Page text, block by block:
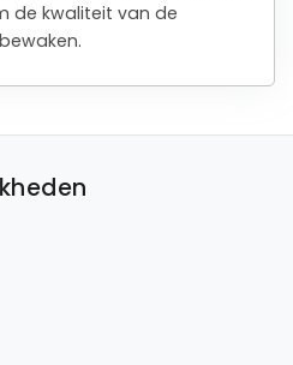
de kwaliteit van de